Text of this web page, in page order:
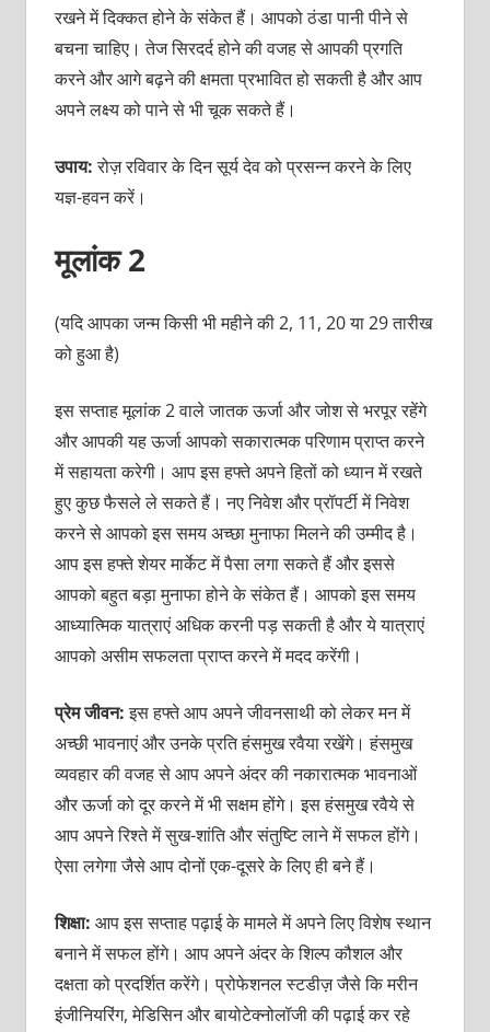
रखने में दिक्‍कत होने के संकेत हैं। आपको ठंडा पानी पीने से
बचना चाहिए। तेज सिरदर्द होने की वजह से आपकी प्रगति
करने और आगे बढ़ने की क्षमता प्रभावित हो सकती है और आप
अपने लक्ष्‍य को पाने से भी चूक सकते हैं।
उपाय:रोज़ रविवार के दिन सूर्य देव को प्रसन्‍न करने के लिए
यज्ञ-हवन करें।
मूलांक 2
(यदि आपका जन्‍म किसी भी महीने की 2, 11, 20 या 29 तारीख
को हुआ है)
इस सप्‍ताह मूलांक 2 वाले जातक ऊर्जा और जोश से भरपूर रहेंगे
और आपकी यह ऊर्जा आपको सकारात्‍मक परिणाम प्राप्‍त करने
में सहायता करेगी। आप इस हफ्ते अपने हितों को ध्‍यान में रखते
हुए कुछ फैसले ले सकते हैं। नए निवेश और प्रॉपर्टी में निवेश
करने से आपको इस समय अच्‍छा मुनाफा मिलने की उम्‍मीद है।
आप इस हफ्ते शेयर मार्केट में पैसा लगा सकते हैं और इससे
आपको बहुत बड़ा मुनाफा होने के संकेत हैं। आपको इस समय
आध्‍यात्मिक यात्राएं अधिक करनी पड़ सकती है और ये यात्राएं
आपको असीम सफलता प्राप्‍त करने में मदद करेंगी।
प्रेम जीवन:इस हफ्ते आप अपने जीवनसा‍थी को लेकर मन में
अच्‍छी भावनाएं और उनके प्रति हंसमुख रवैया रखेंगे। हंसमुख
व्‍यवहार की वजह से आप अपने अंदर की नकारात्‍मक भावनाओं
और ऊर्जा को दूर करने में भी सक्षम होंगे। इस हंसमुख रवैये से
आप अपने रिश्‍ते में सुख-शांति और संतुष्टि लाने में सफल होंगे।
ऐसा लगेगा जैसे आप दोनों एक-दूसरे के लिए ही बने हैं।
शिक्षा: आप इस सप्‍ताह पढ़ाई के मामले में अपने लिए विशेष स्‍थान
बनाने में सफल होंगे। आप अपने अंदर के शिल्‍प कौशल और
दक्षता को प्रदर्शित करेंगे। प्रोफेशनल स्‍टडीज़ जैसे कि मरीन
इंजीनियरिंग, मेडिसिन और बायोटेक्‍नोलॉजी की पढ़ाई कर रहे